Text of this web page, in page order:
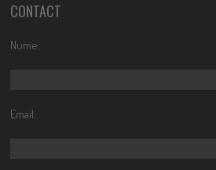
CONTACT
Nume:
Email: